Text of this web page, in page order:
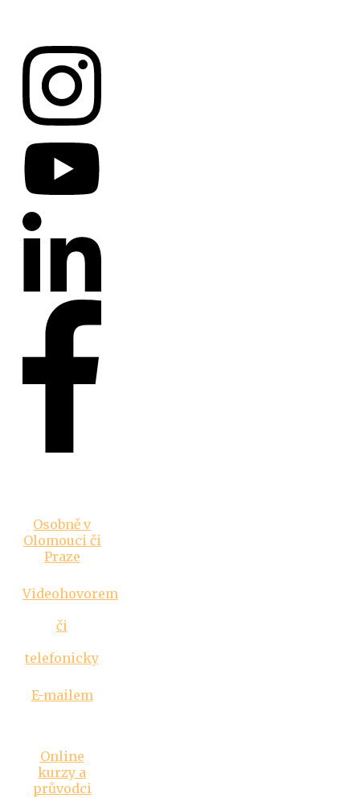
Osobně v
Olomouci či
Praze
Videohovorem
či
telefonicky
E-mailem
Online
kurzy a
průvodci